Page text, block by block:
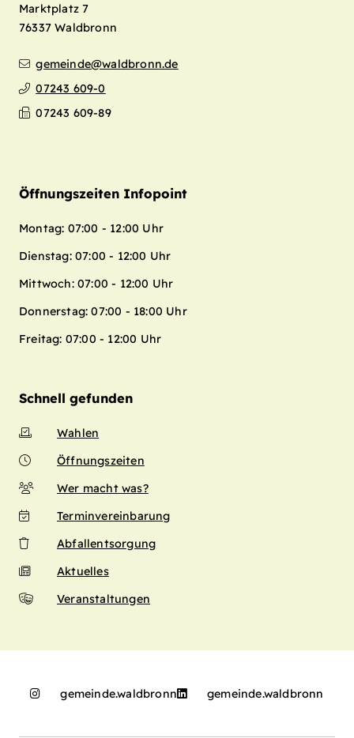
Marktplatz 7
76337 Waldbronn
gemeinde@waldbronn.de
07243 609-0
07243 609-89
Öffnungszeiten Infopoint
Montag: 07:00 - 12:00 Uhr
Dienstag: 07:00 - 12:00 Uhr
Mittwoch: 07:00 - 12:00 Uhr
Donnerstag: 07:00 - 18:00 Uhr
Freitag: 07:00 - 12:00 Uhr
Schnell gefunden
Wahlen
Öffnungszeiten
Wer macht was?
Terminvereinbarung
Abfallentsorgung
Aktuelles
Veranstaltungen
gemeinde.waldbronn gemeinde.waldbronn